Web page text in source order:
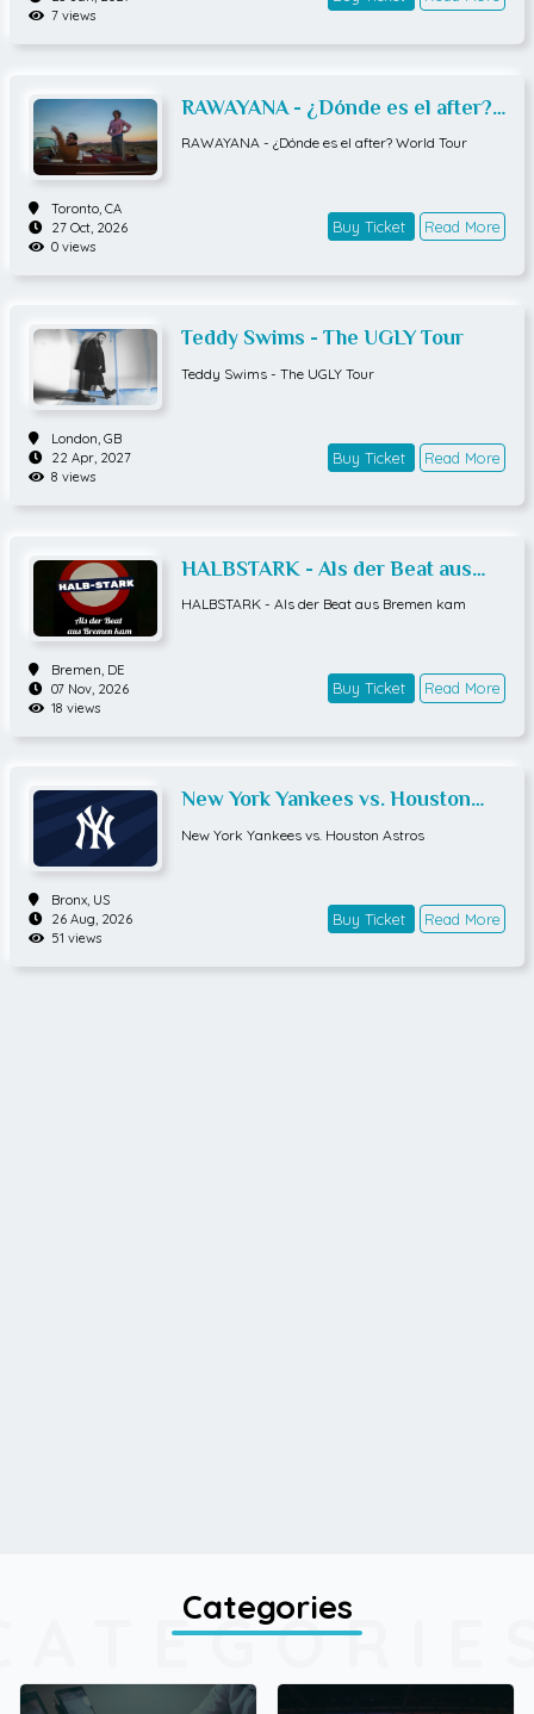
7 views
RAWAYANA - ¿Dónde es el after?
World Tour
RAWAYANA - ¿Dónde es el after? World Tour
Toronto, CA
27 Oct, 2026
0 views
Buy Ticket Read More
Teddy Swims - The UGLY Tour
Teddy Swims - The UGLY Tour
London, GB
22 Apr, 2027
8 views
Buy Ticket Read More
HALBSTARK - Als der Beat aus
Bremen kam
HALBSTARK - Als der Beat aus Bremen kam
Bremen, DE
07 Nov, 2026
18 views
Buy Ticket Read More
New York Yankees vs. Houston
Astros
New York Yankees vs. Houston Astros
Bronx, US
26 Aug, 2026
51 views
Buy Ticket Read More
Categories